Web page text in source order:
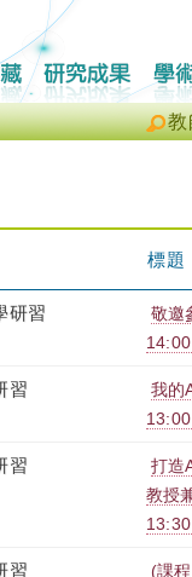
教
標題
研習
敬邀
習
我的
習
打造
教授
習
(課